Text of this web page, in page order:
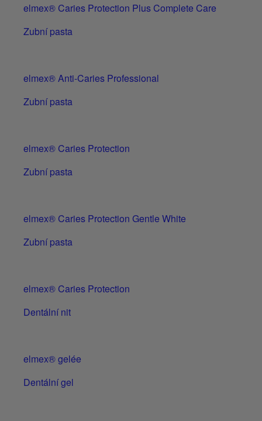
elmex® Caries Protection Plus Complete Care
Zubní pasta
elmex® Anti-Caries Professional
Zubní pasta
elmex® Caries Protection
Zubní pasta
elmex® Caries Protection Gentle White
Zubní pasta
elmex® Caries Protection
Dentální nit
elmex® gelée
Dentální gel